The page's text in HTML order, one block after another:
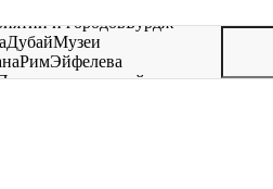
и городовБурдж-
ДубайМузеи
РимЭйфелева
мероприятий и